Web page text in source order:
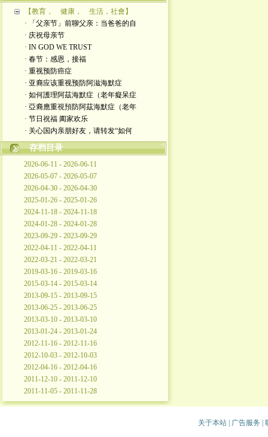
【教育， 健康， 生活，社會】
· 「父亲节」前聊父亲：当爸爸的自
· 庆祝母亲节
· IN GOD WE TRUST
· 春节：感恩，接福
· 重视预防癌症
· 亚裔应该重视预防阿滋海默症
· 如何護理阿茲海默症（老年癡呆症
· 亞裔應重視預防阿茲海默症（老年
· 节日祝福 阖家欢乐
· 关心国内亲朋好友，请转发“如何
存档目录
2026-06-11 - 2026-06-11
2026-05-07 - 2026-05-07
2026-04-30 - 2026-04-30
2025-01-26 - 2025-01-26
2024-11-18 - 2024-11-18
2024-01-28 - 2024-01-28
2023-09-29 - 2023-09-29
2022-04-11 - 2022-04-11
2022-03-21 - 2022-03-21
2019-03-16 - 2019-03-16
2015-03-14 - 2015-03-14
2013-09-15 - 2013-09-15
2013-06-25 - 2013-06-25
2013-03-10 - 2013-03-10
2013-01-24 - 2013-01-24
2012-11-16 - 2012-11-16
2012-10-03 - 2012-10-03
2012-04-16 - 2012-04-16
2011-12-10 - 2011-12-10
2011-11-05 - 2011-11-28
关于本站| 广告服务